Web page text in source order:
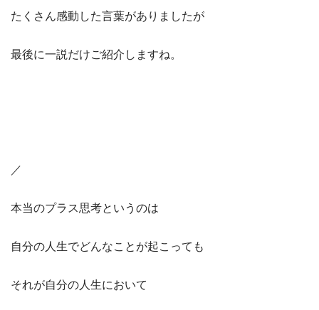
たくさん感動した言葉がありましたが
最後に一説だけご紹介しますね。
／
本当のプラス思考というのは
自分の人生でどんなことが起こっても
それが自分の人生において